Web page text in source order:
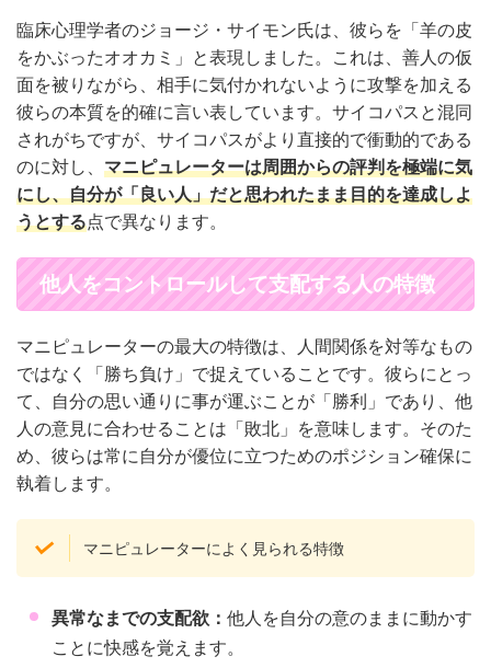
臨床心理学者のジョージ・サイモン氏は、彼らを「羊の皮
をかぶったオオカミ」と表現しました。これは、善人の仮
面を被りながら、相手に気付かれないように攻撃を加える
彼らの本質を的確に言い表しています。サイコパスと混同
されがちですが、サイコパスがより直接的で衝動的である
のに対し、 マニピュレーターは周囲からの評判を極端に気
にし、自分が「良い人」だと思われたまま目的を達成しよ
うとする点で異なります。
他人をコントロールして支配する人の特徴
マニピュレーターの最大の特徴は、人間関係を対等なもの
ではなく「勝ち負け」で捉えていることです。彼らにとっ
て、自分の思い通りに事が運ぶことが「勝利」であり、他
人の意見に合わせることは「敗北」を意味します。そのた
め、彼らは常に自分が優位に立つためのポジション確保に
執着します。
マニピュレーターによく見られる特徴
異常なまでの支配欲： 他人を自分の意のままに動かす
ことに快感を覚えます。